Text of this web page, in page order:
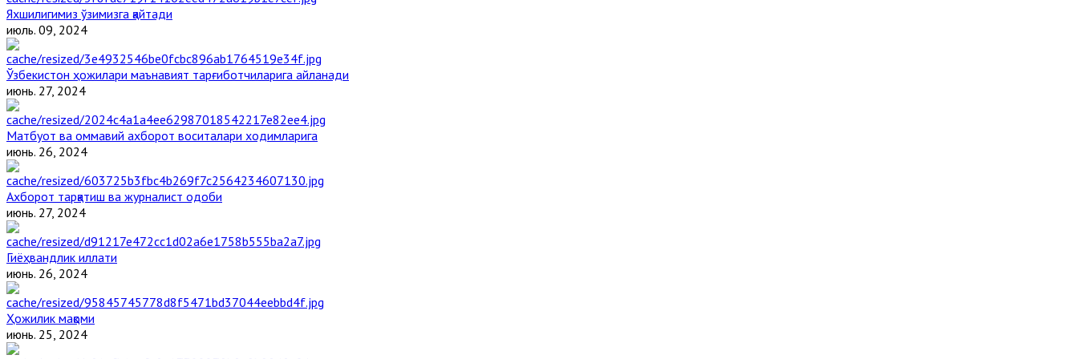
Яхшилигимиз ўзимизга қайтади
июль. 09, 2024
Ўзбекистон ҳожилари маънавият тарғиботчиларига айланади
июнь. 27, 2024
Матбуот ва оммавий ахборот воситалари ходимларига
июнь. 26, 2024
Ахборот тарқатиш ва журналист одоби
июнь. 27, 2024
Гиёҳвандлик иллати
июнь. 26, 2024
Ҳожилик мақоми
июнь. 25, 2024